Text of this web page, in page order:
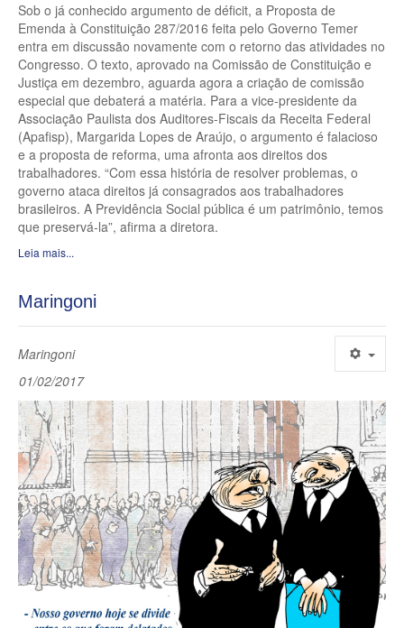
Sob o já conhecido argumento de déficit, a Proposta de
Emenda à Constituição 287/2016 feita pelo Governo Temer
entra em discussão novamente com o retorno das atividades no
Congresso. O texto, aprovado na Comissão de Constituição e
Justiça em dezembro, aguarda agora a criação de comissão
especial que debaterá a matéria. Para a vice-presidente da
Associação Paulista dos Auditores-Fiscais da Receita Federal
(Apafisp), Margarida Lopes de Araújo, o argumento é falacioso
e a proposta de reforma, uma afronta aos direitos dos
trabalhadores. “Com essa história de resolver problemas, o
governo ataca direitos já consagrados aos trabalhadores
brasileiros. A Previdência Social pública é um patrimônio, temos
que preservá-la”, afirma a diretora.
Leia mais...
Maringoni
Maringoni
01/02/2017